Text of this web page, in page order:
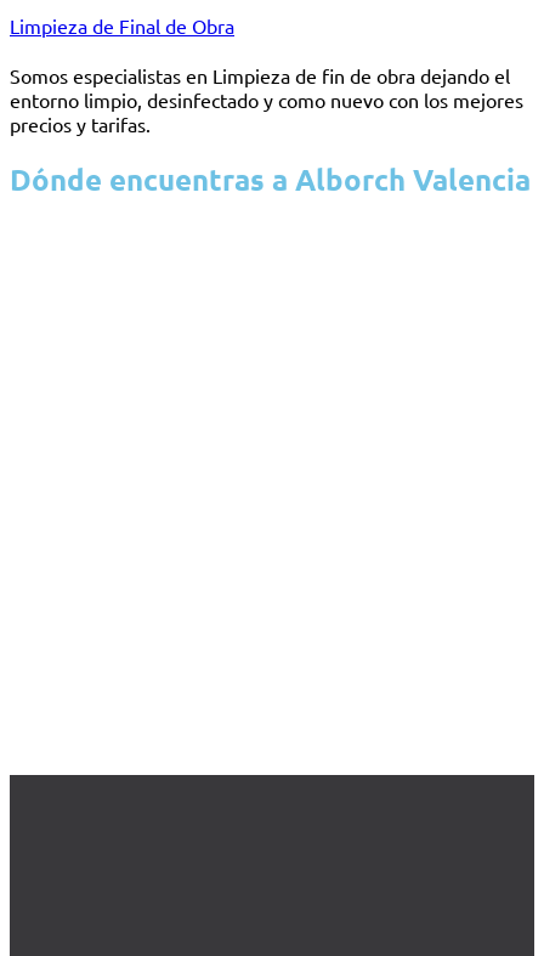
Limpieza de Final de Obra
Somos especialistas en Limpieza de fin de obra dejando el
entorno limpio, desinfectado y como nuevo con los mejores
precios y tarifas.
Dónde encuentras a Alborch Valencia